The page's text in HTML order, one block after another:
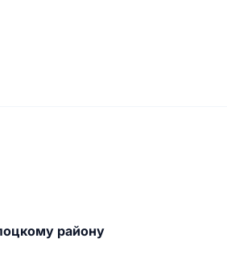
району